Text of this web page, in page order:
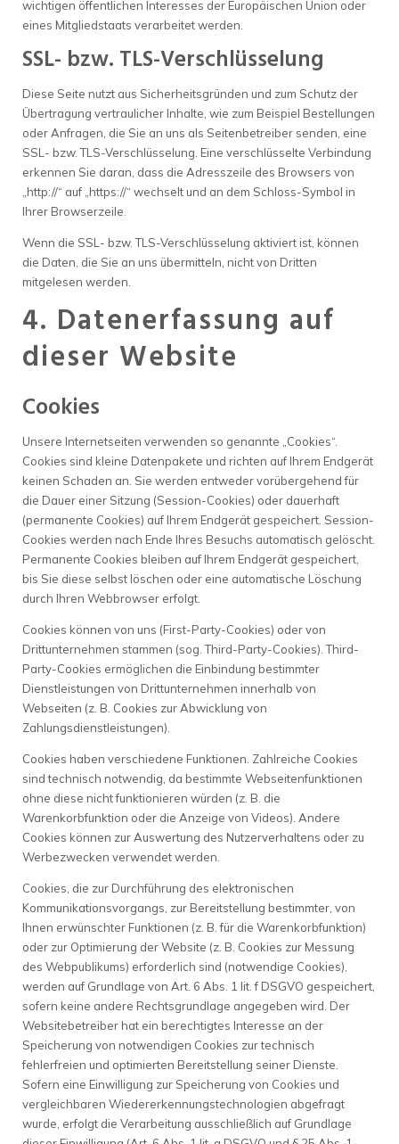
wichtigen öffentlichen Interesses der Europäischen Union oder
eines Mitgliedstaats verarbeitet werden.
SSL- bzw. TLS-Verschlüsselung
Diese Seite nutzt aus Sicherheitsgründen und zum Schutz der
Übertragung vertraulicher Inhalte, wie zum Beispiel Bestellungen
oder Anfragen, die Sie an uns als Seitenbetreiber senden, eine
SSL- bzw. TLS-Verschlüsselung. Eine verschlüsselte Verbindung
erkennen Sie daran, dass die Adresszeile des Browsers von
„http://“ auf „https://“ wechselt und an dem Schloss-Symbol in
Ihrer Browserzeile.
Wenn die SSL- bzw. TLS-Verschlüsselung aktiviert ist, können
die Daten, die Sie an uns übermitteln, nicht von Dritten
mitgelesen werden.
4. Datenerfassung auf
dieser Website
Cookies
Unsere Internetseiten verwenden so genannte „Cookies“.
Cookies sind kleine Datenpakete und richten auf Ihrem Endgerät
keinen Schaden an. Sie werden entweder vorübergehend für
die Dauer einer Sitzung (Session-Cookies) oder dauerhaft
(permanente Cookies) auf Ihrem Endgerät gespeichert. Session-
Cookies werden nach Ende Ihres Besuchs automatisch gelöscht.
Permanente Cookies bleiben auf Ihrem Endgerät gespeichert,
bis Sie diese selbst löschen oder eine automatische Löschung
durch Ihren Webbrowser erfolgt.
Cookies können von uns (First-Party-Cookies) oder von
Drittunternehmen stammen (sog. Third-Party-Cookies). Third-
Party-Cookies ermöglichen die Einbindung bestimmter
Dienstleistungen von Drittunternehmen innerhalb von
Webseiten (z. B. Cookies zur Abwicklung von
Zahlungsdienstleistungen).
Cookies haben verschiedene Funktionen. Zahlreiche Cookies
sind technisch notwendig, da bestimmte Webseitenfunktionen
ohne diese nicht funktionieren würden (z. B. die
Warenkorbfunktion oder die Anzeige von Videos). Andere
Cookies können zur Auswertung des Nutzerverhaltens oder zu
Werbezwecken verwendet werden.
Cookies, die zur Durchführung des elektronischen
Kommunikationsvorgangs, zur Bereitstellung bestimmter, von
Ihnen erwünschter Funktionen (z. B. für die Warenkorbfunktion)
oder zur Optimierung der Website (z. B. Cookies zur Messung
des Webpublikums) erforderlich sind (notwendige Cookies),
werden auf Grundlage von Art. 6 Abs. 1 lit. f DSGVO gespeichert,
sofern keine andere Rechtsgrundlage angegeben wird. Der
Websitebetreiber hat ein berechtigtes Interesse an der
Speicherung von notwendigen Cookies zur technisch
fehlerfreien und optimierten Bereitstellung seiner Dienste.
Sofern eine Einwilligung zur Speicherung von Cookies und
vergleichbaren Wiedererkennungstechnologien abgefragt
wurde, erfolgt die Verarbeitung ausschließlich auf Grundlage